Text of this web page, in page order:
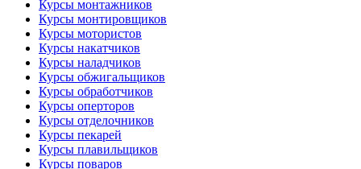
Курсы монтажников
Курсы монтировщиков
Курсы мотористов
Курсы накатчиков
Курсы наладчиков
Курсы обжигальщиков
Курсы обработчиков
Курсы оперторов
Курсы отделочников
Курсы пекарей
Курсы плавильщиков
Курсы поваров